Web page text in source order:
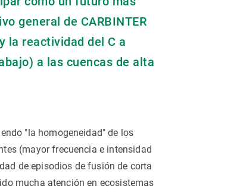
general de CARBINTER
la reactividad del C a
a las cuencas de alta
"la homogeneidad" de los
(mayor frecuencia e intensidad
de episodios de fusión de corta
mucha atención en ecosistemas